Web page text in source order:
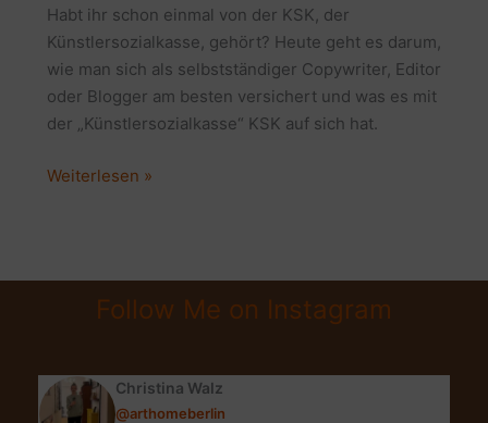
Habt ihr schon einmal von der KSK, der
Künstlersozialkasse, gehört? Heute geht es darum,
wie man sich als selbstständiger Copywriter, Editor
oder Blogger am besten versichert und was es mit
der „Künstlersozialkasse“ KSK auf sich hat.
SELBSTSTÄNDIG
WICHTIGE
Weiterlesen »
Follow Me on Instagram
Christina Walz
@arthomeberlin